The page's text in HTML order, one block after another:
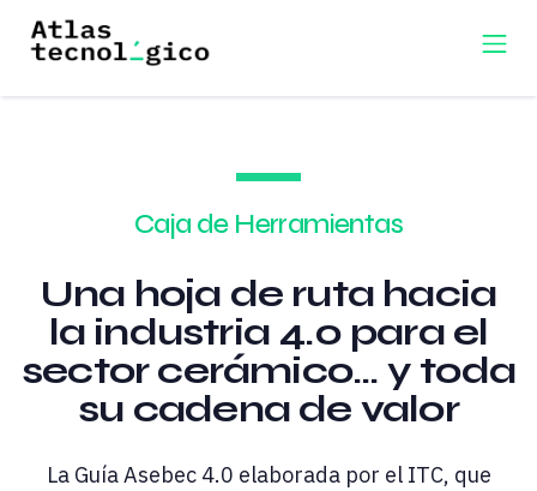
Caja de Herramientas
Una hoja de ruta hacia
la industria 4.0 para el
sector cerámico... y toda
su cadena de valor
La Guía Asebec 4.0 elaborada por el ITC, que